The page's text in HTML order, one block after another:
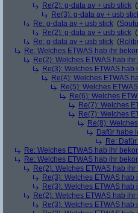
Re(2): g-data av + usb stick (
Re(3): g-data av + usb
Re: g-data av + usb stick (
Re(2): g-data av + usb stick (
Re: g-data av + usb stick (
Re: Welches ETWAS hab ihr
Re(2): Welches ETWAS hab ihr
Re(3): Welches ETWAS hab
Re(4): Welches ETWAS
Re(5): Welches
Re(6): Welches
Re(7): Welches
Re(7): Welches
Re(8):
Dafür habe
Re:
Re: Welches ETWAS hab ihr
Re: Welches ETWAS hab ihr
Re(2): Welches ETWAS hab ihr
Re(3): Welches ETWAS hab
Re(3): Welches ETWAS hab
Re(2): Welches ETWAS hab ihr
Re(3): Welches ETWAS hab